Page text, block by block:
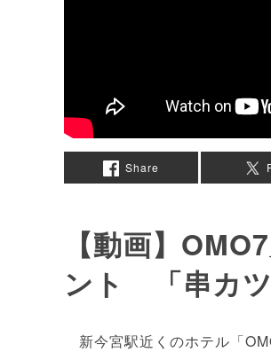
Share
【動画】
ント 「串カ
新今宮駅近くのホテル「